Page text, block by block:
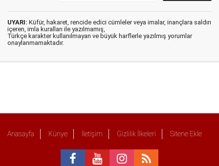
UYARI: Küfür, hakaret, rencide edici cümleler veya imalar, inançlara saldırı
içeren, imla kuralları ile yazılmamış,
Türkçe karakter kullanılmayan ve büyük harflerle yazılmış yorumlar
onaylanmamaktadır.
Anasayfa Künye İletişim Gizlilik İlkeleri Sitene Ekle